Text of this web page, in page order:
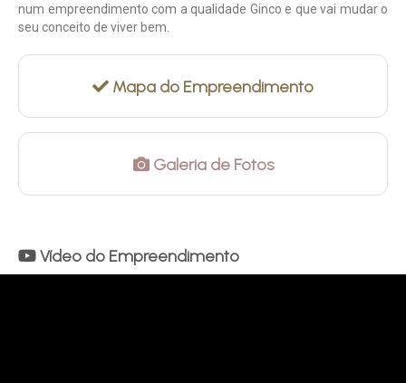
num empreendimento com a qualidade Ginco e que vai mudar o
seu conceito de viver bem.
Mapa do Empreendimento
Galeria de Fotos
Vídeo do Empreendimento